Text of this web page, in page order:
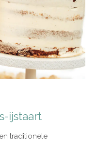
ijstaart
traditionele